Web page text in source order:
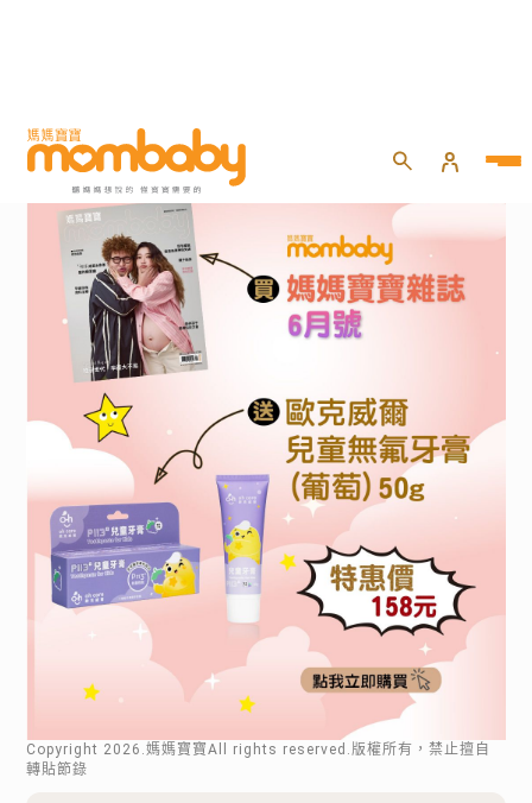
Copyright 2026 .媽媽寶寶All rights reserved.版權所有，禁止擅自
轉貼節錄